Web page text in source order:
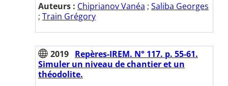
Auteurs : Chiprianov Vanéa ; Saliba Georges
; Train Grégory
2019 Repères-IREM. N° 117. p. 55-61.
Simuler un niveau de chantier et un
théodolite.